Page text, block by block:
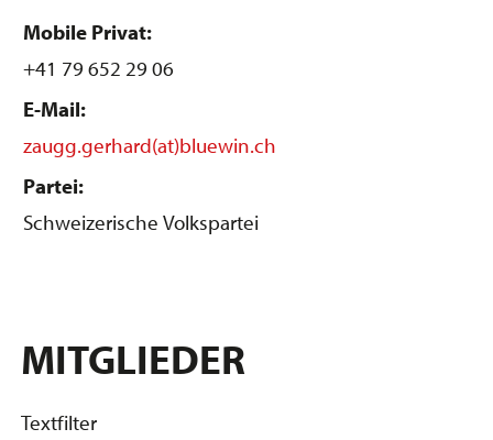
Mobile Privat:
+41 79 652 29 06
E-Mail:
zaugg.gerhard(at)bluewin.ch
Partei:
Schweizerische Volkspartei
MITGLIEDER
Textfilter